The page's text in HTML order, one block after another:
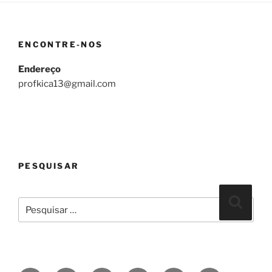
ENCONTRE-NOS
Endereço
profkica13@gmail.com
PESQUISAR
Pesquisar
por: